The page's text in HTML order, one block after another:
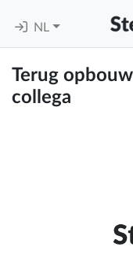
NL
Terug
collega